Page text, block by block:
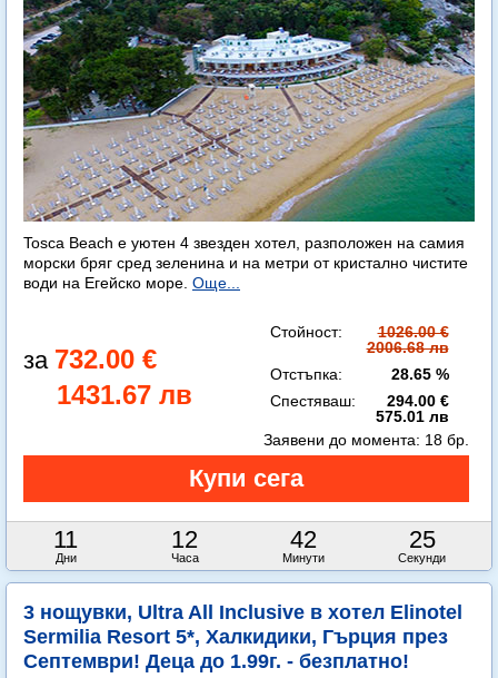
Tosca Beach е уютен 4 звезден хотел, разположен на самия
морски бряг сред зеленина и на метри от кристално чистите
води на Егейско море. Още...
732.00 €
1431.67 лв
Стойност:
1026.00 €
2006.68 лв
Отстъпка:
28.65 %
Спестяваш:
294.00 €
575.01 лв
11
Дни
12
Часа
42
Минути
23
Секунди
Заявени до момента: 18 бр.
3 нощувки, Ultra All Inclusive в хотел Elinotel
Sermilia Resort 5*, Халкидики, Гърция през
Септември! Деца до 1.99г. - безплатно!